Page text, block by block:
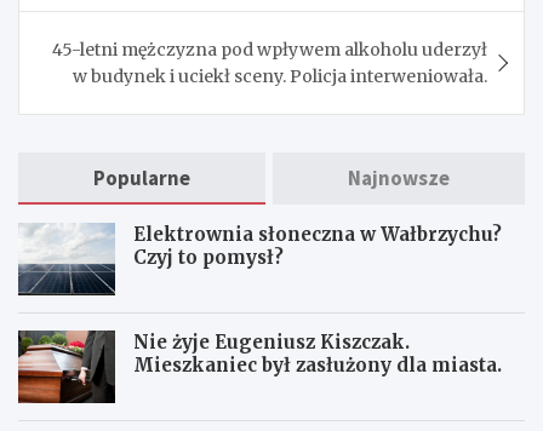
45-letni mężczyzna pod wpływem alkoholu uderzył
w budynek i uciekł sceny. Policja interweniowała.
Popularne Najnowsze
Elektrownia słoneczna w Wałbrzychu?
Czyj to pomysł?
Nie żyje Eugeniusz Kiszczak.
Mieszkaniec był zasłużony dla miasta.